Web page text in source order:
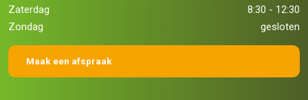
Zaterdag
8:30 - 12:30
Zondag
gesloten
Maak een afspraak